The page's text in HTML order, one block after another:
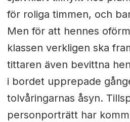
för roliga timmen, och
Men för att hennes
klassen verkligen ska
tittaren även bevittna
i bordet upprepade
tolvåringarnas åsyn.
personporträtt har